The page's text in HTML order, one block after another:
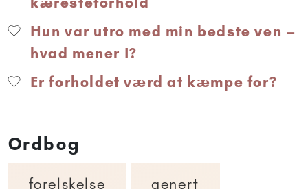
Hun var utro med min bedste ven –
hvad mener I?
Er forholdet værd at kæmpe for?
Ordbog
forelskelse genert